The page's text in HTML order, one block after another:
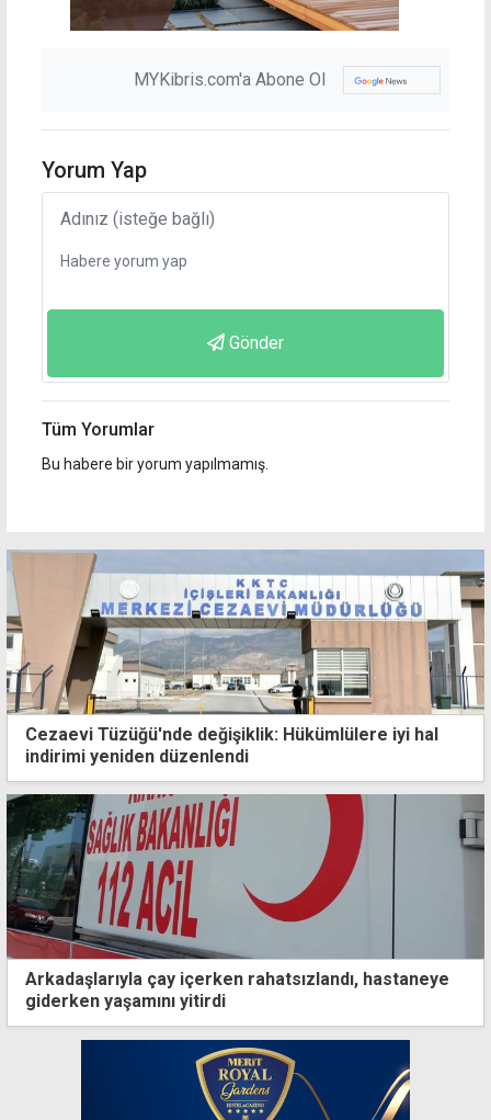
MYKibris.com'a Abone Ol
Yorum Yap
Gönder
Tüm Yorumlar
Bu habere bir yorum yapılmamış.
Cezaevi Tüzüğü'nde değişiklik: Hükümlülere iyi hal
indirimi yeniden düzenlendi
Arkadaşlarıyla çay içerken rahatsızlandı, hastaneye
giderken yaşamını yitirdi